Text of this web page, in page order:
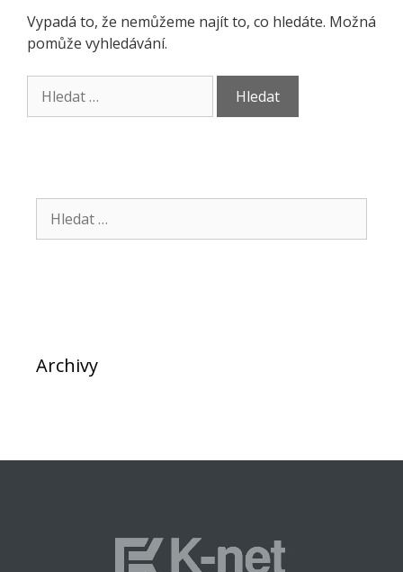
Vypadá to, že nemůžeme najít to, co hledáte. Možná
pomůže vyhledávání.
Hledat:
Archivy